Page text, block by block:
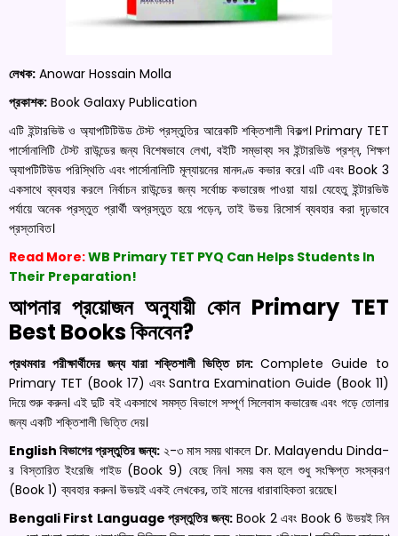
লেখক: Anowar Hossain Molla
প্রকাশক: Book Galaxy Publication
এটি ইন্টারভিউ ও অ্যাপটিটিউড টেস্ট প্রস্তুতির আরেকটি শক্তিশালী বিকল্প। Primary TET
পার্সোনালিটি টেস্ট রাউন্ডের জন্য বিশেষভাবে লেখা, বইটি সম্ভাব্য সব ইন্টারভিউ প্রশ্ন, শিক্ষণ
অ্যাপটিটিউড পরিস্থিতি এবং পার্সোনালিটি মূল্যায়নের মানদণ্ড কভার করে। এটি এবং Book 3
একসাথে ব্যবহার করলে নির্বাচন রাউন্ডের জন্য সর্বোচ্চ কভারেজ পাওয়া যায়। যেহেতু ইন্টারভিউ
পর্যায়ে অনেক প্রস্তুত প্রার্থী অপ্রস্তুত হয়ে পড়েন, তাই উভয় রিসোর্স ব্যবহার করা দৃঢ়ভাবে
প্রস্তাবিত।
Read More:WB Primary TET PYQ Can Helps Students In
Their Preparation!
আপনার প্রয়োজন অনুযায়ী কোন Primary TET
Best Books কিনবেন?
প্রথমবার পরীক্ষার্থীদের জন্য যারা শক্তিশালী ভিত্তি চান:Complete Guide to
Primary TET (Book 17) এবং Santra Examination Guide (Book 11)
দিয়ে শুরু করুন। এই দুটি বই একসাথে সমস্ত বিভাগে সম্পূর্ণ সিলেবাস কভারেজ এবং গড়ে তোলার
জন্য একটি শক্তিশালী ভিত্তি দেয়।
English বিভাগের প্রস্তুতির জন্য:২-৩ মাস সময় থাকলে Dr. Malayendu Dinda-
র বিস্তারিত ইংরেজি গাইড (Book 9) বেছে নিন। সময় কম হলে শুধু সংক্ষিপ্ত সংস্করণ
(Book 1) ব্যবহার করুন। উভয়ই একই লেখকের, তাই মানের ধারাবাহিকতা রয়েছে।
Bengali First Language প্রস্তুতির জন্য:Book 2 এবং Book 6 উভয়ই নিন